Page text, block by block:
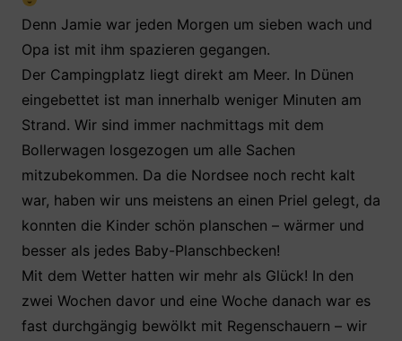
Denn Jamie war jeden Morgen um sieben wach und
Opa ist mit ihm spazieren gegangen.
Der Campingplatz liegt direkt am Meer. In Dünen
eingebettet ist man innerhalb weniger Minuten am
Strand. Wir sind immer nachmittags mit dem
Bollerwagen losgezogen um alle Sachen
mitzubekommen. Da die Nordsee noch recht kalt
war, haben wir uns meistens an einen Priel gelegt, da
konnten die Kinder schön planschen – wärmer und
besser als jedes Baby-Planschbecken!
Mit dem Wetter hatten wir mehr als Glück! In den
zwei Wochen davor und eine Woche danach war es
fast durchgängig bewölkt mit Regenschauern – wir